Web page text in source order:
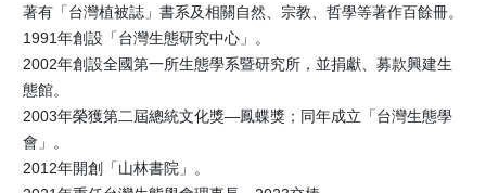
著有「台灣植被誌」書系及相關自然、宗教、哲學等著作百餘冊。
1991年創設「台灣生態研究中心」。
2002年創設全國第一所生態學系暨研究所，並捐獻、募款興建生
態館。
2003年榮獲第二屆總統文化獎—鳳蝶獎；同年成立「台灣生態學
會」。
2012年開創「山林書院」。